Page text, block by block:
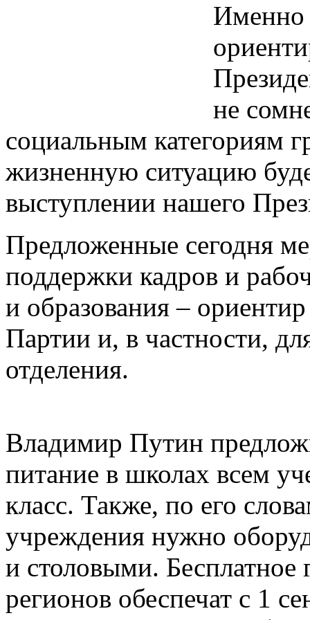
Именно
не
социальным категориям
жизненную ситуацию
выступлении нашего
Предложенные сегодня
поддержки кадров и
и образования –
Партии и, в частности,
отделения.
Владимир Путин
питание в школах всем
класс. Также, по его
учреждения нужно
и столовыми. Бесплатное
регионов обеспечат с 1